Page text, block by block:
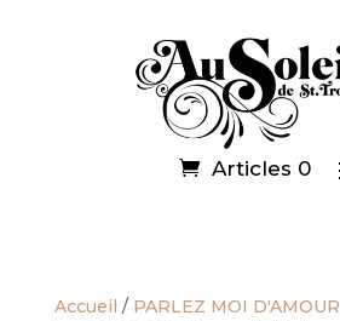
Articles 0
Accueil / PARLEZ MOI D'AMOUR